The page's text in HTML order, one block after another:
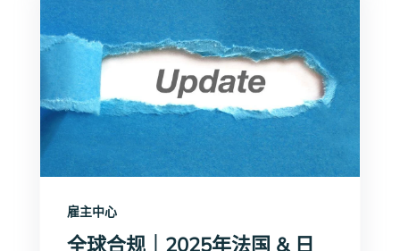
雇主中心
全球合规｜2025年法国 & 日